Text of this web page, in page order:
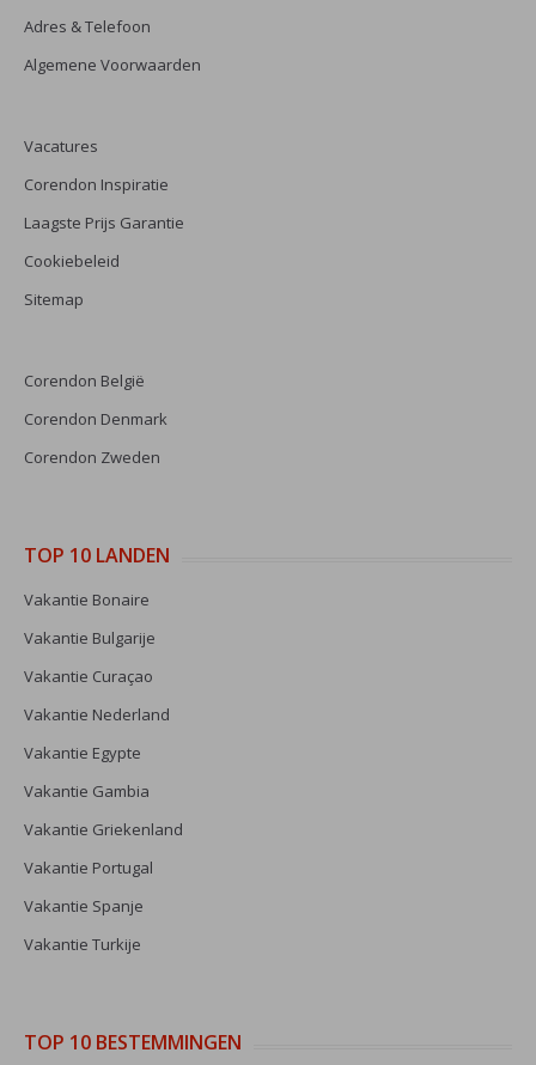
Adres & Telefoon
Algemene Voorwaarden
Vacatures
Corendon Inspiratie
Laagste Prijs Garantie
Cookiebeleid
Sitemap
Corendon België
Corendon Denmark
Corendon Zweden
TOP 10 LANDEN
Vakantie Bonaire
Vakantie Bulgarije
Vakantie Curaçao
Vakantie Nederland
Vakantie Egypte
Vakantie Gambia
Vakantie Griekenland
Vakantie Portugal
Vakantie Spanje
Vakantie Turkije
TOP 10 BESTEMMINGEN